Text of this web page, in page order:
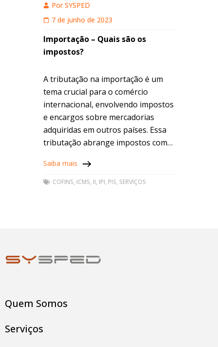
PorSYSPED
7 de junho de 2023
Importação – Quais são os
impostos?
A tributação na importação é um
tema crucial para o comércio
internacional, envolvendo impostos
e encargos sobre mercadorias
adquiridas em outros países. Essa
tributação abrange impostos como
Importação (II), Imposto sobre
Produtos Industrializados (IPI),
Saiba mais
COFINS, ICMS, II, IPI, PIS, SERVIÇOS
Quem Somos
Serviços